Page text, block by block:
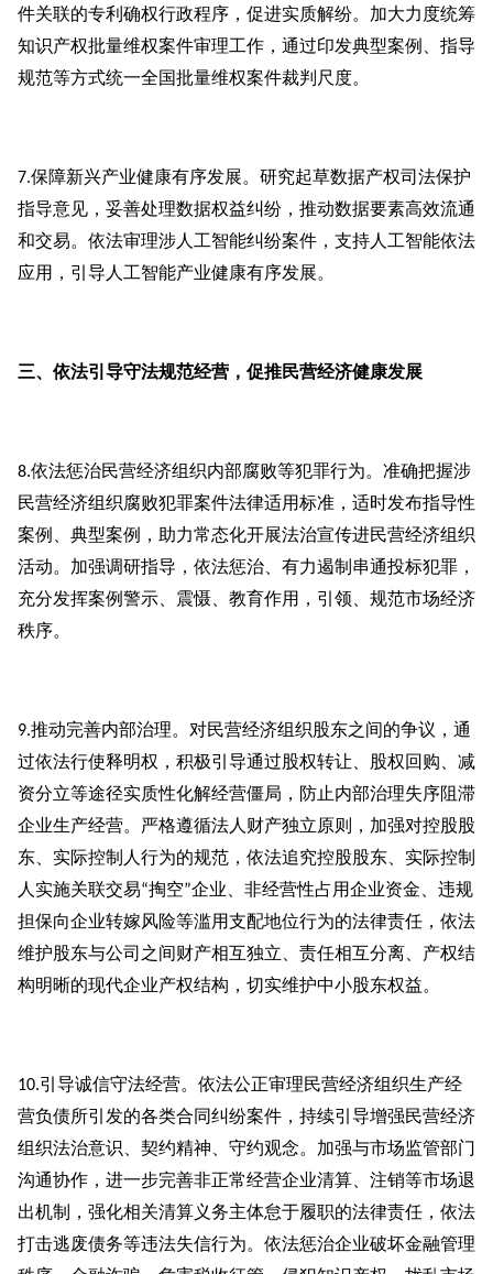
件关联的专利确权行政程序，促进实质解纷。加大力度统筹
知识产权批量维权案件审理工作，通过印发典型案例、指导
规范等方式统一全国批量维权案件裁判尺度。
7.保障新兴产业健康有序发展。研究起草数据产权司法保护
指导意见，妥善处理数据权益纠纷，推动数据要素高效流通
和交易。依法审理涉人工智能纠纷案件，支持人工智能依法
应用，引导人工智能产业健康有序发展。
三、依法引导守法规范经营，促推民营经济健康发展
8.依法惩治民营经济组织内部腐败等犯罪行为。准确把握涉
民营经济组织腐败犯罪案件法律适用标准，适时发布指导性
案例、典型案例，助力常态化开展法治宣传进民营经济组织
活动。加强调研指导，依法惩治、有力遏制串通投标犯罪，
充分发挥案例警示、震慑、教育作用，引领、规范市场经济
秩序。
9.推动完善内部治理。对民营经济组织股东之间的争议，通
过依法行使释明权，积极引导通过股权转让、股权回购、减
资分立等途径实质性化解经营僵局，防止内部治理失序阻滞
企业生产经营。严格遵循法人财产独立原则，加强对控股股
东、实际控制人行为的规范，依法追究控股股东、实际控制
人实施关联交易“掏空”企业、非经营性占用企业资金、违规
担保向企业转嫁风险等滥用支配地位行为的法律责任，依法
维护股东与公司之间财产相互独立、责任相互分离、产权结
构明晰的现代企业产权结构，切实维护中小股东权益。
10.引导诚信守法经营。依法公正审理民营经济组织生产经
营负债所引发的各类合同纠纷案件，持续引导增强民营经济
组织法治意识、契约精神、守约观念。加强与市场监管部门
沟通协作，进一步完善非正常经营企业清算、注销等市场退
出机制，强化相关清算义务主体怠于履职的法律责任，依法
打击逃废债务等违法失信行为。依法惩治企业破坏金融管理